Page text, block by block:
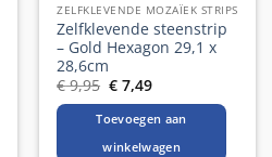
ZELFKLEVENDE MOZAÏEK STRIPS
Zelfklevende steenstrip
– Gold Hexagon 29,1 x
28,6cm
€9,95 Oorspronkelijke
prijs
was:
€ 9,95.
€ 7,49Huidige
is:
€ 7,49.
Toevoegen aan
winkelwagen